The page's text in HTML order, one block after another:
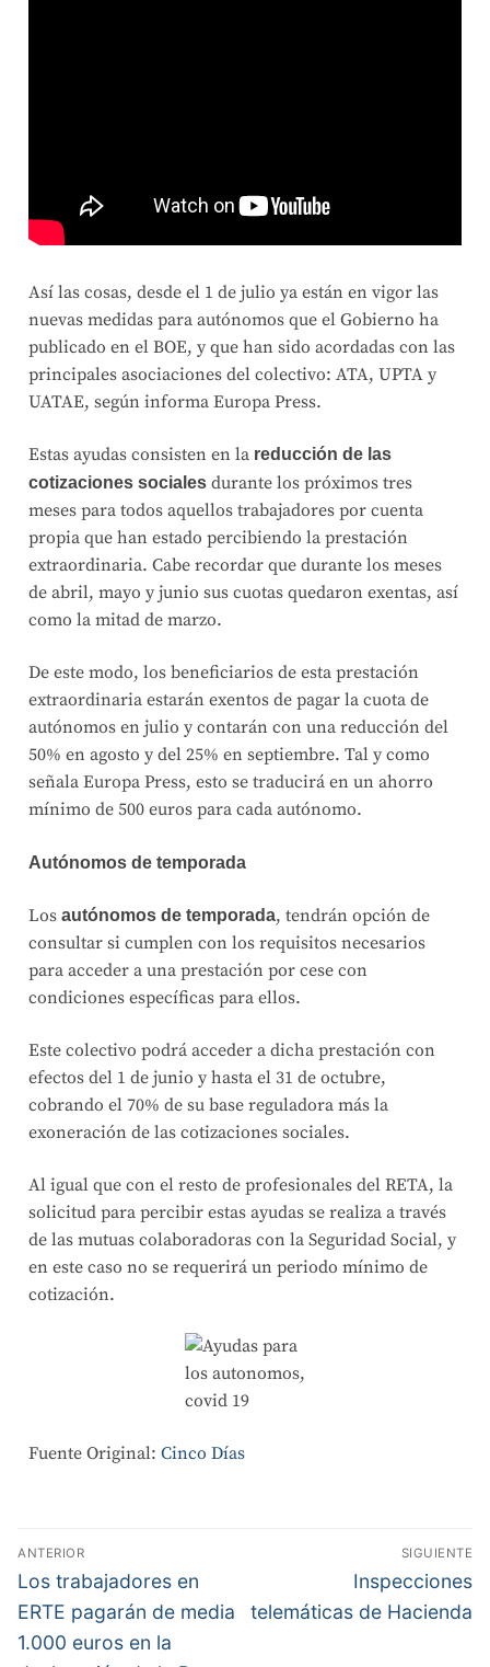
Así las cosas, desde el 1 de julio ya están en vigor las
nuevas medidas para autónomos que el Gobierno ha
publicado en el BOE, y que han sido acordadas con las
principales asociaciones del colectivo: ATA, UPTA y
UATAE, según informa Europa Press.
Estas ayudas consisten en la reducción de las
cotizaciones sociales durante los próximos tres
meses para todos aquellos trabajadores por cuenta
propia que han estado percibiendo la prestación
extraordinaria. Cabe recordar que durante los meses
de abril, mayo y junio sus cuotas quedaron exentas, así
como la mitad de marzo.
De este modo, los beneficiarios de esta prestación
extraordinaria estarán exentos de pagar la cuota de
autónomos en julio y contarán con una reducción del
50% en agosto y del 25% en septiembre. Tal y como
señala Europa Press, esto se traducirá en un ahorro
mínimo de 500 euros para cada autónomo.
Autónomos de temporada
Los autónomos de temporada, tendrán opción de
consultar si cumplen con los requisitos necesarios
para acceder a una prestación por cese con
condiciones específicas para ellos.
Este colectivo podrá acceder a dicha prestación con
efectos del 1 de junio y hasta el 31 de octubre,
cobrando el 70% de su base reguladora más la
exoneración de las cotizaciones sociales.
Al igual que con el resto de profesionales del RETA, la
solicitud para percibir estas ayudas se realiza a través
de las mutuas colaboradoras con la Seguridad Social, y
en este caso no se requerirá un periodo mínimo de
cotización.
Fuente Original: Cinco Días
ANTERIOR
Los trabajadores en
ERTE pagarán de media
1.000 euros en la
SIGUIENTE
Inspecciones
telemáticas de Hacienda